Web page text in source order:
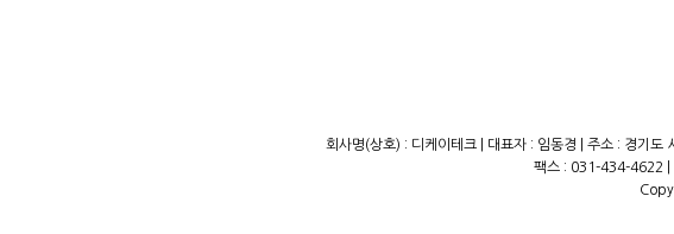
회사명(상호) : 디케이테크 | 대표자 : 임동경 | 주소 : 경기
팩스 : 031-434-4622